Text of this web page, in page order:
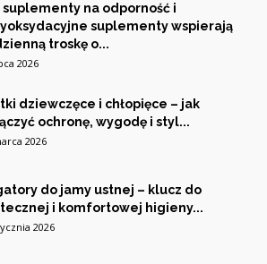
suplementy na odporność i
suplementy wspierają
troskę o...
2026
dziewczęce i chłopięce – jak
ochronę, wygodę i styl...
2026
do jamy ustnej – klucz do
i komfortowej higieny...
2026